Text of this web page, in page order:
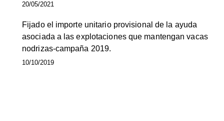
20/05/2021
Fijado el importe unitario provisional de la ayuda
asociada a las explotaciones que mantengan vacas
nodrizas-campaña 2019.
10/10/2019